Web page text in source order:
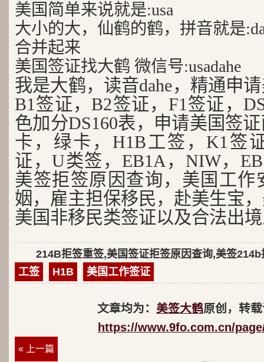
美国简单来说就是:usa
大小的大，仙鹤的鹤，拼音就是
合并起来
美国签证找大鹤 微信号:usadahe
我是大鹤，读音dahe，精通申
B1签证，B2签证，F1签证，
色加分DS160表，申请美国签
卡，绿卡，H1B工签，K1签
证，U类签，EB1A，NIW，
美签拒签原因查询，美国工作
姻，雇主担保移民，赴美生宝
美国非移民类签证以及合法出
214B拒签重签,美国签证拒签原因查询,美签214b
工签
H1B 美国工作签证
文章均为： 美签大鹤原创，转
https://www.9fo.com.cn/
« 上一篇